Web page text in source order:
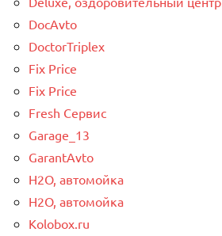
DocAvto
DoctorTriplex
Fix Price
Fix Price
Fresh Сервис
Garage_13
GarantAvto
H2O, автомойка
H2O, автомойка
Kolobox.ru